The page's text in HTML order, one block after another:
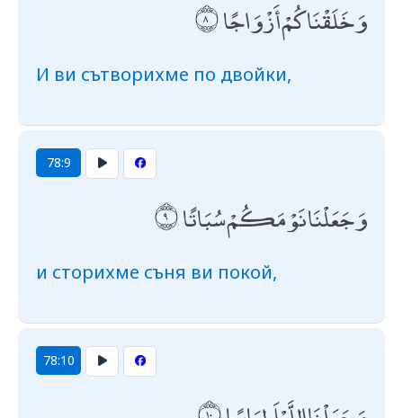
وَخَلَقْنَاكُمْ أَزْوَاجًا
И ви сътворихме по двойки,
78:9
وَجَعَلْنَا نَوْمَكُمْ سُبَاتًا
и сторихме съня ви покой,
78:10